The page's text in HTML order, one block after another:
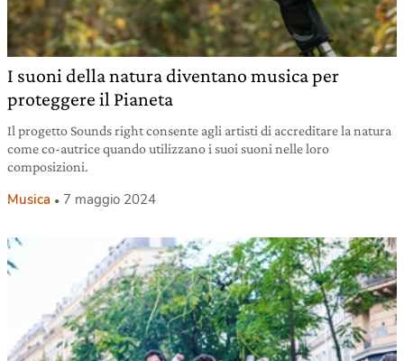
I suoni della natura diventano musica per
proteggere il Pianeta
Il progetto Sounds right consente agli artisti di accreditare la natura
come co-autrice quando utilizzano i suoi suoni nelle loro
composizioni.
Musica 7 maggio 2024